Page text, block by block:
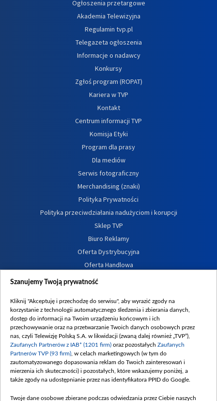
Ogłoszenia przetargowe
Akademia Telewizyjna
Regulamin tvp.pl
Telegazeta ogłoszenia
Informacje o nadawcy
Konkursy
Zgłoś program (ROPAT)
Kariera w TVP
Kontakt
Centrum informacji TVP
Komisja Etyki
Program dla prasy
Dla mediów
Serwis fotograficzny
Merchandising (znaki)
Polityka Prywatności
Polityka przeciwdziałania nadużyciom i korupcji
Sklep TVP
Biuro Reklamy
Oferta Dystrybucyjna
Oferta Handlowa
Dostępność
Procedura zgłoszeń wewnętrznych
Szanujemy Twoją prywatność
Kliknij "Akceptuję i przechodzę do serwisu", aby wyrazić zgody na
korzystanie z technologii automatycznego śledzenia i zbierania danych,
dostęp do informacji na Twoim urządzeniu końcowym i ich
przechowywanie oraz na przetwarzanie Twoich danych osobowych przez
nas, czyli Telewizję Polską S.A. w likwidacji (zwaną dalej również „TVP”),
Zaufanych Partnerów z IAB* (1201 firm) oraz pozostałych Zaufanych
Partnerów TVP (93 firm) , w celach marketingowych (w tym do
zautomatyzowanego dopasowania reklam do Twoich zainteresowań i
mierzenia ich skuteczności) i pozostałych, które wskazujemy poniżej, a
także zgody na udostępnianie przez nas identyfikatora PPID do Google.
Twoje dane osobowe zbierane podczas odwiedzania przez Ciebie naszych